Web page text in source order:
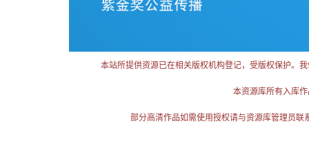
本站所提供资源已在相关版权机构登记，受版权保护。
本资源库所有入库
部分高清作品如需使用授权请与资源库管理员联